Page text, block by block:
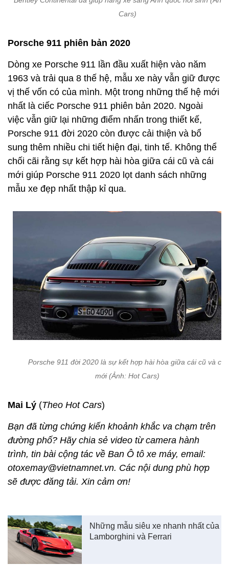
Cars)
Porsche 911 phiên bản 2020
Dòng xe Porsche 911 lần đầu xuất hiện vào năm
1963 và trải qua 8 thế hệ, mẫu xe này vẫn giữ được
vị thế vốn có của mình. Một trong những thế hệ mới
nhất là ciếc Porsche 911 phiên bản 2020. Ngoài
việc vẫn giữ lại những điểm nhấn trong thiết kế,
Porsche 911 đời 2020 còn được cải thiện và bổ
sung thêm nhiều chi tiết hiện đại, tinh tế. Không thể
chối cãi rằng sự kết hợp hài hòa giữa cái cũ và cái
mới giúp Porsche 911 2020 lọt danh sách những
mẫu xe đẹp nhất thập kỉ qua.
Porsche 911 đời 2020 là sự kết hợp hài hòa giữa cái cũ và cái
mới (Ảnh: Hot Cars)
Mai Lý (Theo Hot Cars)
Bạn đã từng chứng kiến khoảnh khắc va chạm trên
đường phố? Hãy chia sẻ video từ camera hành
trình, tin bài cộng tác về Ban Ô tô xe máy, email:
otoxemay@vietnamnet.vn. Các nội dung phù hợp
sẽ được đăng tải. Xin cảm ơn!
Những mẫu siêu xe nhanh nhất của
Lamborghini và Ferrari